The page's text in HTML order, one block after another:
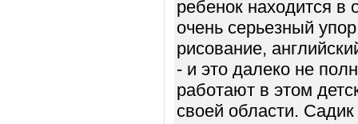
ребенок находится в
очень серьезный
рисование,
- и это далеко не
работают в этом
своей области.